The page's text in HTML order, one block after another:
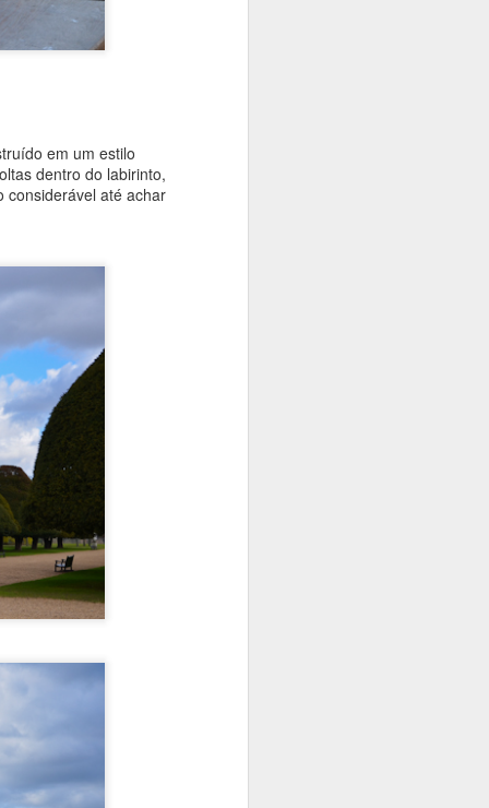
em um estilo
dentro do labirinto,
considerável até achar